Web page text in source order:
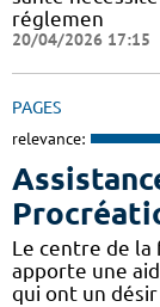
réglemen
20/04/2026 17:15
PAGES
relevance:
Le centre de
apporte une
qui ont un